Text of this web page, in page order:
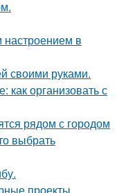
настроением в
своими руками.
как организовать с
рядом с городом
выбрать